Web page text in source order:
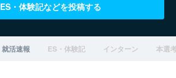
ES・体験記などを投稿する
就活速報 ES・体験記 インターン 本選